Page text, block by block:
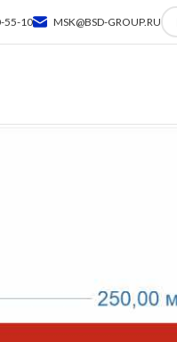
55-10 MSK@BSD-GROUP.RU